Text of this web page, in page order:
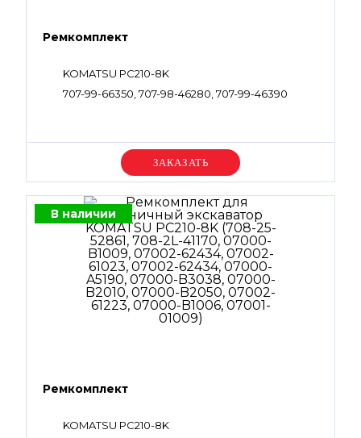
Ремкомплект
KOMATSU PC210-8K
707-99-66350, 707-98-46280, 707-99-46390
Уточняйте цену
В наличии
Ремкомплект
KOMATSU PC210-8K